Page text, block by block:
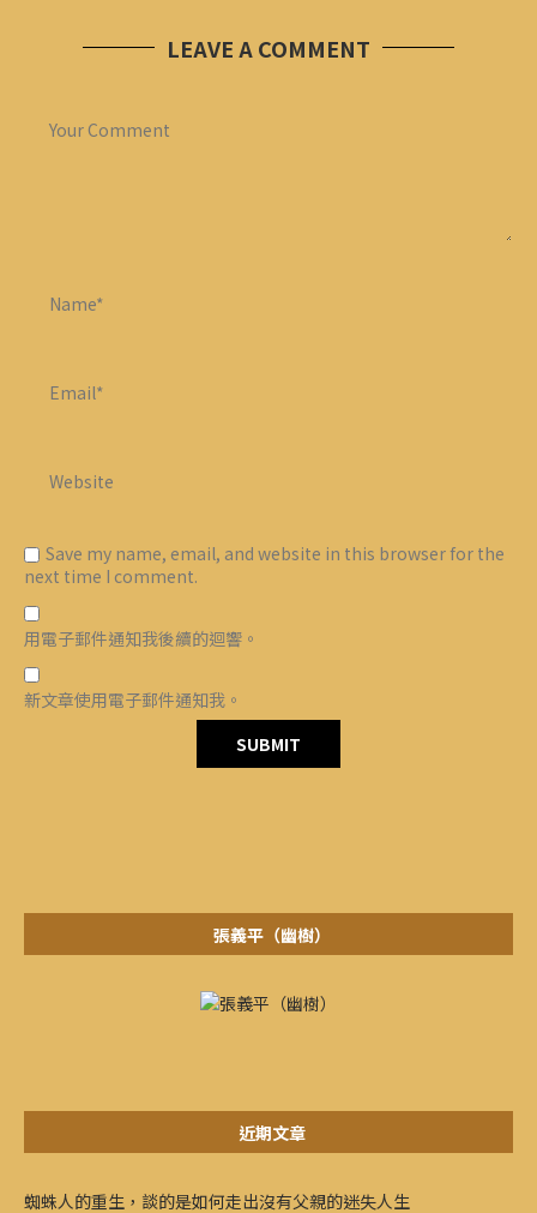
LEAVE A COMMENT
Save my name, email, and website in this browser for the
next time I comment.
用電子郵件通知我後續的迴響。
新文章使用電子郵件通知我。
張義平（幽樹）
近期文章
蜘蛛人的重生，談的是如何走出沒有父親的迷失人生